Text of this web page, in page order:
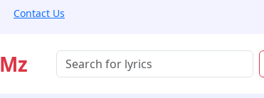
Contact Us
Mz Buscar músicas